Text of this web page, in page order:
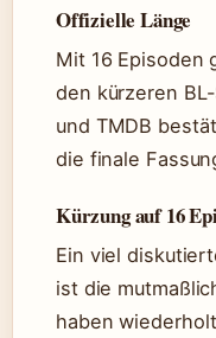
Offizielle Länge
Mit 16 Episoden
den kürzeren
und TMDB
die finale
Kürzung auf 16
Ein viel
ist die
haben